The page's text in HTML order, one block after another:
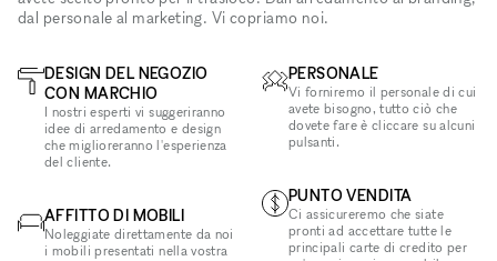
dal personale al marketing. Vi copriamo noi.
DESIGN DEL NEGOZIO
CON MARCHIO
I nostri esperti vi suggeriranno
idee di arredamento e design
che miglioreranno l'esperienza
del cliente.
AFFITTO DI MOBILI
Noleggiate direttamente da noi
i mobili presentati nella vostra
PERSONALE
Vi forniremo il personale di cui
avete bisogno, tutto ciò che
dovete fare è cliccare su alcuni
pulsanti.
PUNTO VENDITA
Ci assicureremo che siate
pronti ad accettare tutte le
principali carte di credito per